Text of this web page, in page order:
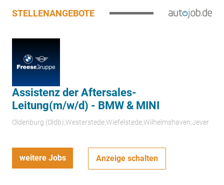
STELLENANGEBOTE
Assistenz der Aftersales-
Leitung(m/w/d) - BMW & MINI
Oldenburg (Oldb);Westerstede;Wiefelstede;Wilhelmshaven;Jever
weitere Jobs Anzeige schalten